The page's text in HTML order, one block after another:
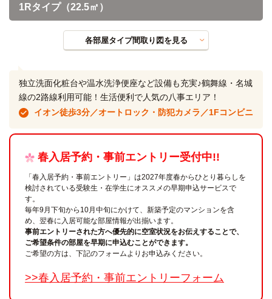
1Rタイプ（22.5㎡）
各部屋タイプ間取り図を見る
独立洗面化粧台や温水洗浄便座など設備も充実♪鶴舞線・名城
線の2路線利用可能！生活便利で人気の八事エリア！
イオン徒歩3分／オートロック・防犯カメラ／1Fコンビニ
春入居予約・事前エントリー受付中!!
「春入居予約・事前エントリー」は2027年度春からひとり暮らしを
検討されている受験生・在学生にオススメの早期申込サービスで
す。
毎年9月下旬から10月中旬にかけて、新築予定のマンションを含
め、翌春に入居可能な部屋情報が出揃います。
事前エントリーされた方へ優先的に空室状況をお伝えすることで、
ご希望条件の部屋を早期に申込むことができます。
ご希望の方は、下記のフォームよりお申込みください。
>>春入居予約・事前エントリーフォーム